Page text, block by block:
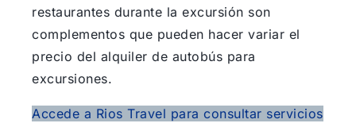
restaurantes durante la excursión son
complementos que pueden hacer variar el
precio del alquiler de autobús para
excursiones.
Accede a Rios Travel para consultar servicios